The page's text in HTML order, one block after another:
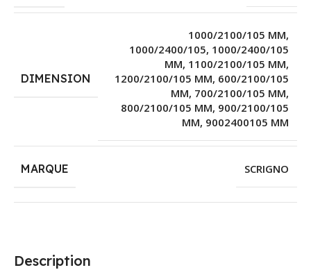
Description
DIMENSION
1000/2100/105 MM,
1000/2400/105, 1000/2400/105
MM, 1100/2100/105 MM,
1200/2100/105 MM, 600/2100/105
MM, 700/2100/105 MM,
800/2100/105 MM, 900/2100/105
MM, 9002400105 MM
MARQUE SCRIGNO